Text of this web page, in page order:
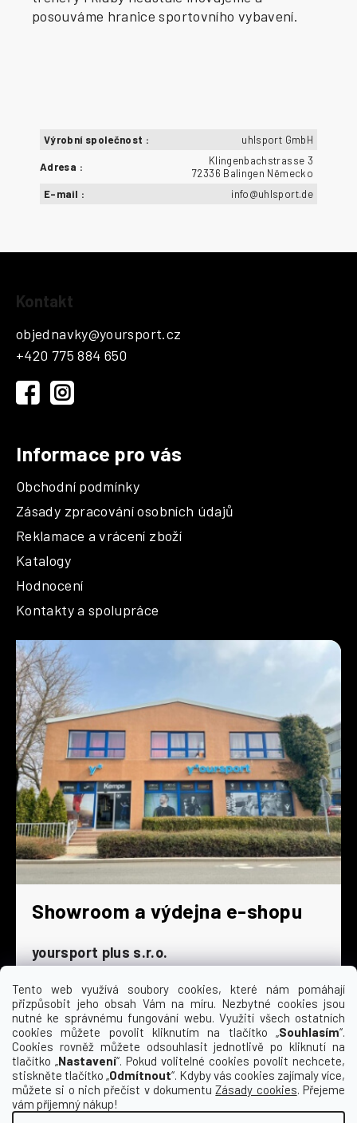
Tento web využívá soubory cookies, které nám pomáhají
přizpůsobit jeho obsah Vám na míru. Nezbytné cookies jsou
nutné ke správnému fungování webu. Využití všech ostatních
cookies můžete povolit kliknutím na tlačítko „Souhlasím“.
Cookies rovněž můžete odsouhlasit jednotlivě po kliknutí na
tlačítko „Nastavení“. Pokud volitelné cookies povolit nechcete,
stiskněte tlačítko „Odmítnout“. Kdyby vás cookies zajímaly více,
můžete si o nich přečíst v dokumentuZásady cookies. Přejeme
vám příjemný nákup!
posouváme hranice sportovního vybavení.
Výrobní společnost : uhlsport GmbH
Adresa :
Klingenbachstrasse 3
72336 Balingen Německo
E-mail : info@uhlsport.de
Kontakt
objednavky@yoursport.cz
+420 775 884 650
Informace pro vás
Obchodní podmínky
Zásady zpracování osobních údajů
Reklamace a vrácení zboží
Katalogy
Hodnocení
Kontakty a spolupráce
Showroom a výdejna e-shopu
yoursport plus s.r.o.
Dyjská 845/4
196 00 Praha 9 - Čakovice
Po - Čt
9:00 - 16:30
Pá
9:00 - 15:30
So
zavřeno
Ne
zavřeno